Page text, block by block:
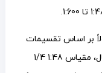
بر اساس تقسیمات
امپراتوری یا متریک هستند. به عنوان مثال، مقیاس 1:48 1/4